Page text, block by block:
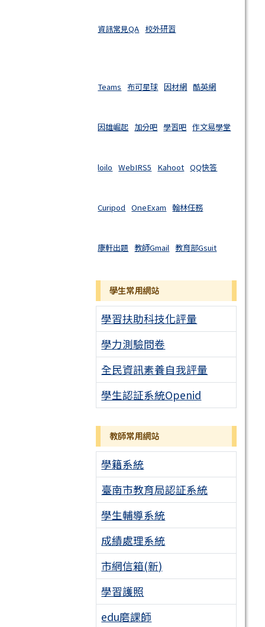
資訊常見QA 校外研習
Teams 布可星球 因材網 酷英網
因雄崛起 加分吧 學習吧 作文易學堂
loilo WebIRS5 Kahoot QQ快答
Curipod OneExam 翰林任務
康軒出題 教師Gmail 教育部Gsuit
學生常用網站
學習扶助科技化評量
學力測驗問卷
全民資訊素養自我評量
學生認証系統Openid
教師常用網站
學籍系統
臺南市教育局認証系統
學生輔導系統
成績處理系統
市網信箱(新)
學習護照
edu磨課師